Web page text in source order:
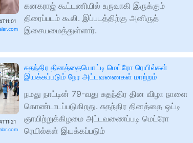
கனகராஜ் கூட்டணியில் உருவாகி இருக்கும்
திரைப்படம் கூலி. இப்படத்திற்கு அனிருத்
இசையமைத்துள்ளார்.
சுதந்திர தினத்தையொட்டி மெட்ரோ ரெயில்கள்
இயக்கப்படும் நேர அட்டவணைகள் மாற்றம்
நமது நாட்டின் 79-வது சுதந்திர தின விழா நாளை
கொண்டாடப்படுகிறது. சுதந்திர தினத்தை ஒட்டி
ஞாயிற்றுக்கிழமை அட்டவணைப்படி மெட்ரோ
ரெயில்கள் இயக்கப்படும்